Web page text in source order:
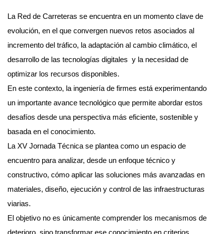
La Red de Carreteras se encuentra en un momento clave de
evolución, en el que convergen nuevos retos asociados al
incremento del tráfico, la adaptación al cambio climático, el
desarrollo de las tecnologías digitales y la necesidad de
optimizar los recursos disponibles.
En este contexto, la ingeniería de firmes está experimentando
un importante avance tecnológico que permite abordar estos
desafíos desde una perspectiva más eficiente, sostenible y
basada en el conocimiento.
La XV Jornada Técnica se plantea como un espacio de
encuentro para analizar, desde un enfoque técnico y
constructivo, cómo aplicar las soluciones más avanzadas en
materiales, diseño, ejecución y control de las infraestructuras
viarias.
El objetivo no es únicamente comprender los mecanismos de